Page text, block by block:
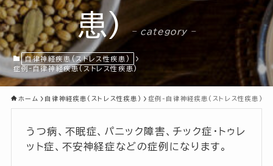
患)
– category –
自律神経疾患(ストレス性疾患)
症例-自律神経疾患(ストレス性疾患)
ホーム 自律神経疾患(ストレス性疾患) 症例-自律神経疾患(ストレス性疾患)
うつ病、不眠症、パニック障害、チック症・トゥレ
ット症、不安神経症などの症例になります。